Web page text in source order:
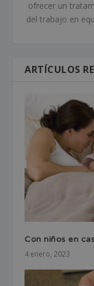
ofrecer un
del trabajo en
ARTÍCULOS
Con niños en
4 enero, 2023